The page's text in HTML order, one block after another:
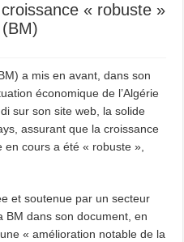
« robuste »
a mis en avant, dans son
économique de l’Algérie
sur son site web, la solide
assurant que la croissance
en cours a été « robuste »,
et soutenue par un secteur
BM dans son document, en
« amélioration notable de la